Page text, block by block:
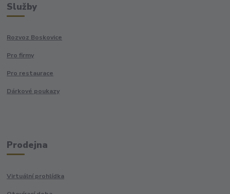
Služby
Rozvoz Boskovice
Pro firmy
Pro restaurace
Dárkové poukazy
Prodejna
Virtuální prohlídka